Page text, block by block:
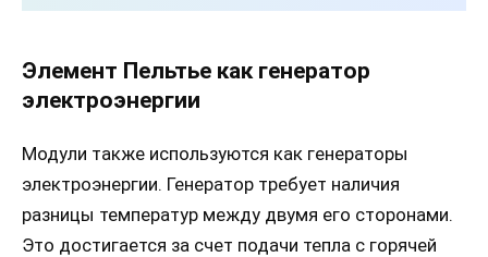
Элемент Пельтье как генератор
электроэнергии
Модули также используются как генераторы
электроэнергии. Генератор требует наличия
разницы температур между двумя его сторонами.
Это достигается за счет подачи тепла с горячей